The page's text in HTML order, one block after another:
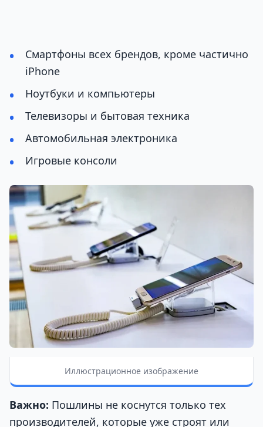
Смартфоны всех брендов, кроме частично
iPhone
Ноутбуки и компьютеры
Телевизоры и бытовая техника
Автомобильная электроника
Игровые консоли
Иллюстрационное изображение
Важно: Пошлины не коснутся только тех
производителей, которые уже строят или